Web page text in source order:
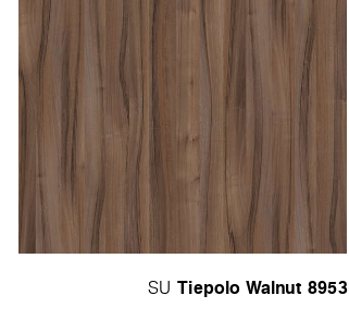
8953
SU Tiepolo Walnut